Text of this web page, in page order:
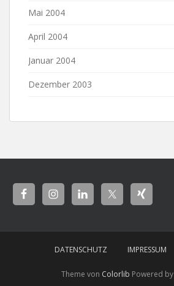
Mai 2004
April 2004
Januar 2004
Dezember 2003
DATENSCHUTZ IMPRESSUM
Theme von Colorlib Powered by